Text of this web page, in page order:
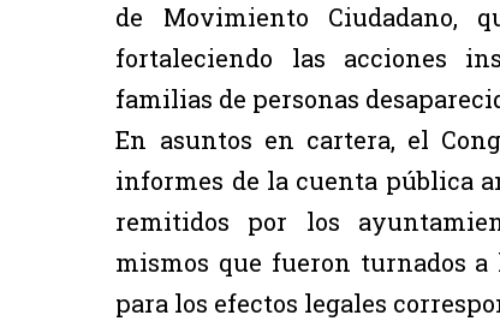
de Movimiento Ciudadano,
fortaleciendo las acciones
familias de personas
En asuntos en cartera, el
informes de la cuenta pública
remitidos por los
mismos que fueron turnados
para los efectos legales